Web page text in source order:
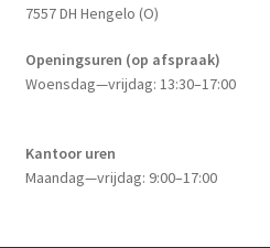
7557 DH Hengelo (O)
Openingsuren (op afspraak)
Woensdag—vrijdag: 13:30–17:00
Kantoor uren
Maandag—vrijdag: 9:00–17:00